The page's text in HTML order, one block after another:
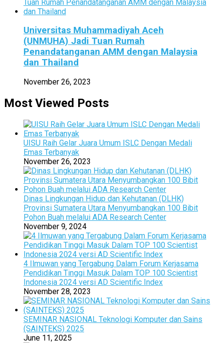
Universitas Muhammadiyah Aceh
(UNMUHA) Jadi Tuan Rumah
Penandatanganan AMM dengan Malaysia
dan Thailand
November 26, 2023
Most Viewed Posts
UISU Raih Gelar Juara Umum ISLC Dengan Medali
Emas Terbanyak
November 26, 2023
Dinas Lingkungan Hidup dan Kehutanan (DLHK)
Provinsi Sumatera Utara Menyumbangkan 100 Bibit
Pohon Buah melalui ADA Research Center
November 9, 2024
4 Ilmuwan yang Tergabung Dalam Forum Kerjasama
Pendidikan Tinggi Masuk Dalam TOP 100 Scientist
Indonesia 2024 versi AD Scientific Index
November 28, 2023
SEMINAR NASIONAL Teknologi Komputer dan Sains
(SAINTEKS) 2025
June 11, 2025